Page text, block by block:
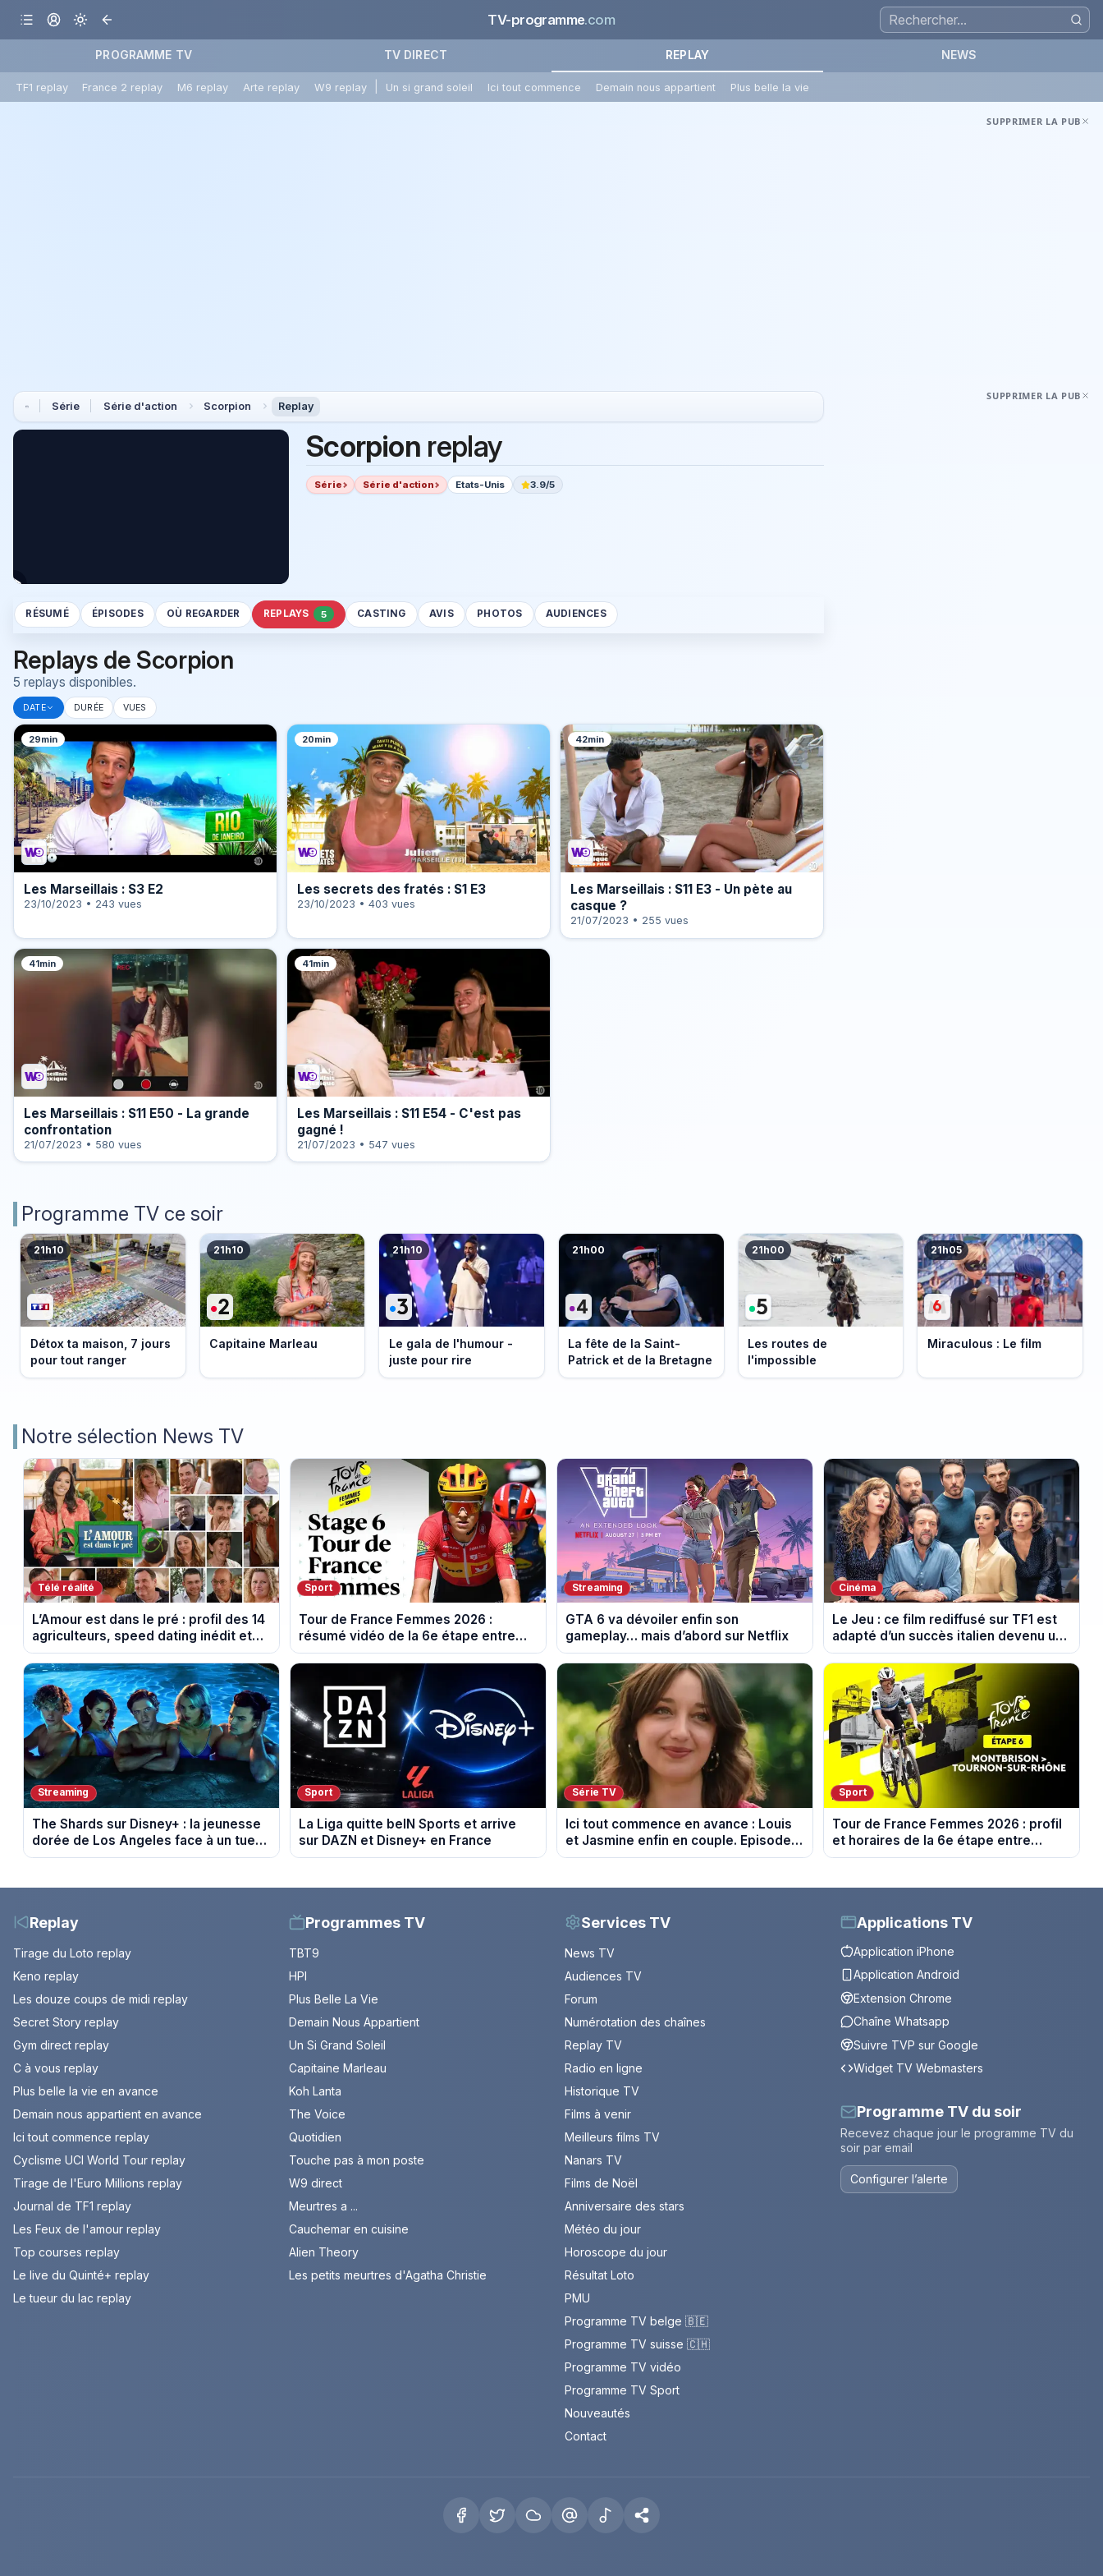
TV-programme.com
PROGRAMME TV TV DIRECT REPLAY NEWS
TF1 replay France 2 replay M6 replay Arte replay W9 replay Un si grand soleil Ici tout commence Demain nous appartient Plus belle la vie
SUPPRIMER LA PUB
Série Série d'action Scorpion Replay
Scorpion replay
Série Série d'action Etats-Unis 3.9/5
RÉSUMÉ ÉPISODES OÙ REGARDER REPLAYS 5 CASTING AVIS PHOTOS AUDIENCES
Replays de Scorpion
5 replays disponibles.
DATE DURÉE VUES
29min
Les Marseillais : S3 E2
23/10/2023 • 243 vues
20min
Les secrets des fratés : S1 E3
23/10/2023 • 403 vues
42min
Les Marseillais : S11 E3 - Un pète au
casque ?
21/07/2023 • 255 vues
41min
Les Marseillais : S11 E50 - La grande
confrontation
21/07/2023 • 580 vues
41min
Les Marseillais : S11 E54 - C'est pas
gagné !
21/07/2023 • 547 vues
SUPPRIMER LA PUB
Programme TV ce soir
21h10
Détox ta maison, 7 jours
pour tout ranger
21h10
Capitaine Marleau
21h10
Le gala de l'humour -
juste pour rire
21h00
La fête de la Saint-
Patrick et de la Bretagne
21h00
Les routes de
l'impossible
21h05
Miraculous : Le film
Notre sélection News TV
Télé réalité
L’Amour est dans le pré : profil des 14
agriculteurs, speed dating inédit et
de nouvelles histoires d’amour
Sport
Tour de France Femmes 2026 :
résumé vidéo de la 6e étape entre
Montbrison et Tournon-sur-Rhône
Streaming
GTA 6 va dévoiler enfin son
gameplay… mais d’abord sur Netflix
Cinéma
Le Jeu : ce film rediffusé sur TF1 est
adapté d’un succès italien devenu un
phénomène mondial
Streaming
The Shards sur Disney+ : la jeunesse
dorée de Los Angeles face à un tueur
dans les années 80
Sport
La Liga quitte beIN Sports et arrive
sur DAZN et Disney+ en France
Série TV
Ici tout commence en avance : Louis
et Jasmine enfin en couple. Episode
du 7 août 2026 (spoiler)
Sport
Tour de France Femmes 2026 : profil
et horaires de la 6e étape entre
Montbrison et Tournon-sur-Rhône
Replay
Tirage du Loto replay
Keno replay
Les douze coups de midi replay
Secret Story replay
Gym direct replay
C à vous replay
Plus belle la vie en avance
Demain nous appartient en avance
Ici tout commence replay
Cyclisme UCI World Tour replay
Tirage de l'Euro Millions replay
Journal de TF1 replay
Les Feux de l'amour replay
Top courses replay
Le live du Quinté+ replay
Le tueur du lac replay
Programmes TV
TBT9
HPI
Plus Belle La Vie
Demain Nous Appartient
Un Si Grand Soleil
Capitaine Marleau
Koh Lanta
The Voice
Quotidien
Touche pas à mon poste
W9 direct
Meurtres a ...
Cauchemar en cuisine
Alien Theory
Les petits meurtres d'Agatha Christie
Services TV
News TV
Audiences TV
Forum
Numérotation des chaînes
Replay TV
Radio en ligne
Historique TV
Films à venir
Meilleurs films TV
Nanars TV
Films de Noël
Anniversaire des stars
Météo du jour
Horoscope du jour
Résultat Loto
PMU
Programme TV belge 🇧🇪
Programme TV suisse 🇨🇭
Programme TV vidéo
Programme TV Sport
Nouveautés
Contact
Applications TV
Application iPhone
Application Android
Extension Chrome
Chaîne Whatsapp
Suivre TVP sur Google
Widget TV Webmasters
Programme TV du soir
Recevez chaque jour le programme TV du
soir par email
Configurer l’alerte